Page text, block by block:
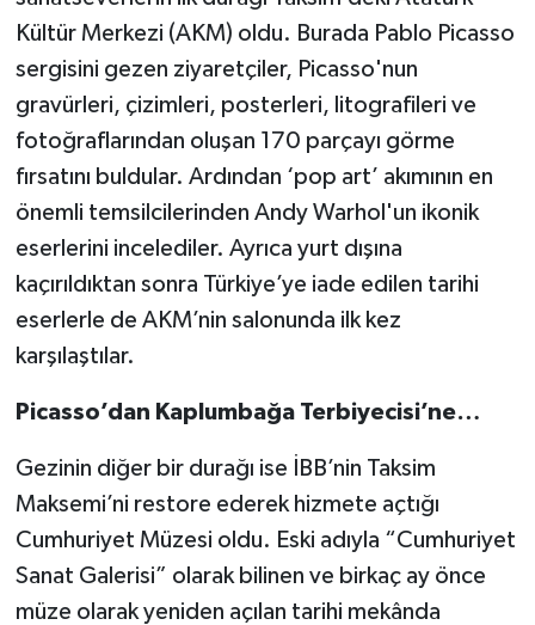
Kültür Merkezi (AKM) oldu. Burada Pablo Picasso
sergisini gezen ziyaretçiler, Picasso'nun
gravürleri, çizimleri, posterleri, litografileri ve
fotoğraflarından oluşan 170 parçayı görme
fırsatını buldular. Ardından ‘pop art’ akımının en
önemli temsilcilerinden Andy Warhol'un ikonik
eserlerini incelediler. Ayrıca yurt dışına
kaçırıldıktan sonra Türkiye’ye iade edilen tarihi
eserlerle de AKM’nin salonunda ilk kez
karşılaştılar.
Picasso’dan Kaplumbağa Terbiyecisi’ne…
Gezinin diğer bir durağı ise İBB’nin Taksim
Maksemi’ni restore ederek hizmete açtığı
Cumhuriyet Müzesi oldu. Eski adıyla “Cumhuriyet
Sanat Galerisi” olarak bilinen ve birkaç ay önce
müze olarak yeniden açılan tarihi mekânda